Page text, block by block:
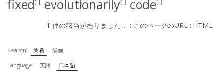
fixed evolutionarily code
1 件の該当がありました． : このページのURL : HTML
Search: 簡易
詳細
Language:
英語
日本語